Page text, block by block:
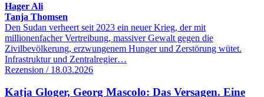
Hager Ali
Tanja Thomsen
Den Sudan verheert seit 2023 ein neuer Krieg, der mit
millionenfacher Vertreibung, massiver Gewalt gegen die
Zivilbevölkerung, erzwungenem Hunger und Zerstörung wütet.
Infrastruktur und Zentralregier…
Rezension / 18.03.2026
Katja Gloger, Georg Mascolo: Das Versagen. Eine